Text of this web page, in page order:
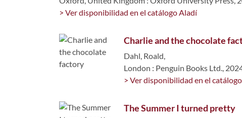
> Ver disponibilidad en el catálogo Aladí
Charlie and the chocolate
Dahl, Roald,
London : Penguin Books Ltd.,
> Ver disponibilidad en el
The Summer I turned pretty